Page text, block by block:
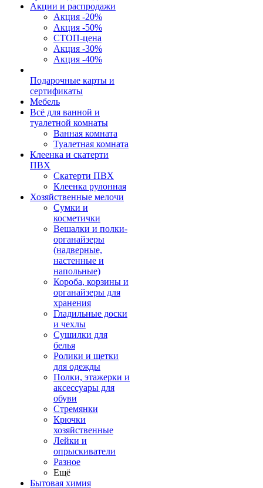
Акции и распродажи
Акция -20%
Акция -50%
СТОП-цена
Акция -30%
Акция -40%
Подарочные карты и
сертификаты
Мебель
Всё для ванной и
туалетной комнаты
Ванная комната
Туалетная комната
Клеенка и скатерти
ПВХ
Скатерти ПВХ
Клеенка рулонная
Хозяйственные мелочи
Сумки и
косметички
Вешалки и полки-
органайзеры
(надверные,
настенные и
напольные)
Короба, корзины и
органайзеры для
хранения
Гладильные доски
и чехлы
Сушилки для
белья
Ролики и щетки
для одежды
Полки, этажерки и
аксессуары для
обуви
Стремянки
Крючки
хозяйственные
Лейки и
опрыскиватели
Разное
Ещё
Бытовая химия